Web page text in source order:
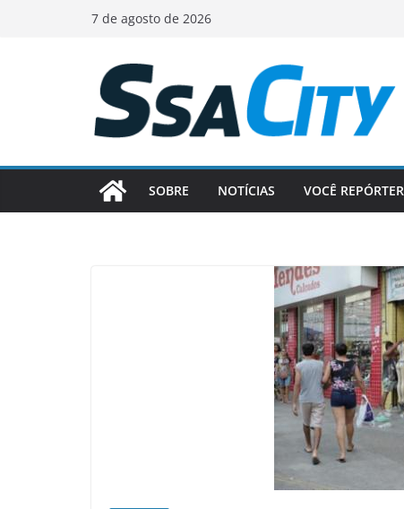
7 de agosto de 2026
SOBRE NOTÍCIAS VOCÊ REPÓRTER